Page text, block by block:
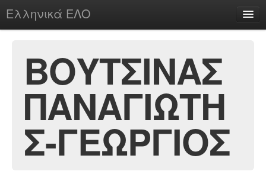
Ελληνικά ΕΛΟ
chesstu.be @ discord
Login
ΒΟΥΤΣΙΝΑΣ
ΠΑΝΑΓΙΩΤΗ
Σ-ΓΕΩΡΓΙΟΣ